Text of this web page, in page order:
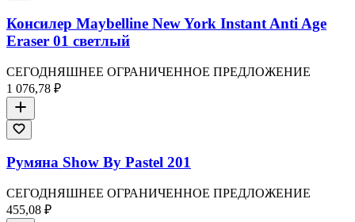
Консилер Maybelline New York Instant Anti Age
Eraser 01 светлый
СЕГОДНЯШНЕЕ ОГРАНИЧЕННОЕ ПРЕДЛОЖЕНИЕ
1 076,78 ₽
Румяна Show By Pastel 201
СЕГОДНЯШНЕЕ ОГРАНИЧЕННОЕ ПРЕДЛОЖЕНИЕ
455,08 ₽